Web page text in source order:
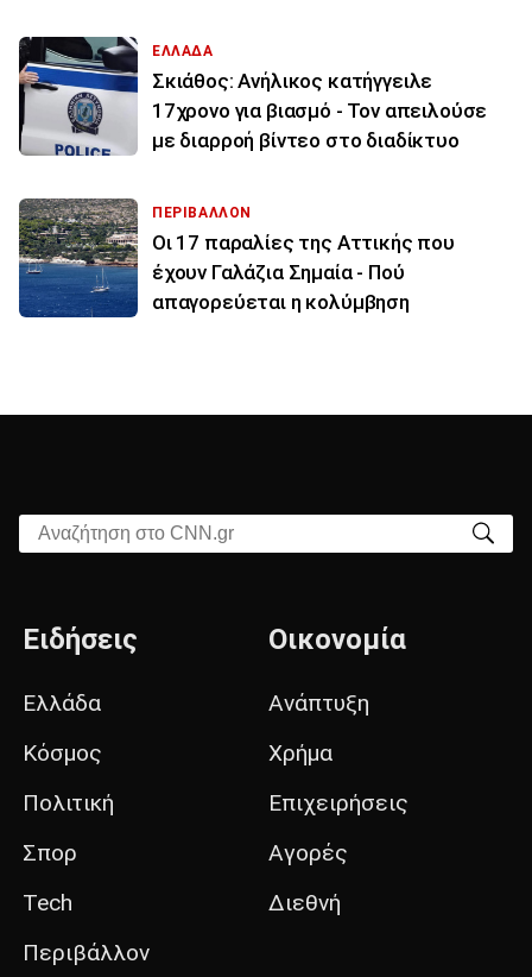
ΕΛΛΑΔΑ
Σκιάθος: Ανήλικος κατήγγειλε
17χρονο για βιασμό - Τον απειλούσε
με διαρροή βίντεο στο διαδίκτυο
ΠΕΡΙΒΑΛΛΟΝ
Οι 17 παραλίες της Αττικής που
έχουν Γαλάζια Σημαία - Πού
απαγορεύεται η κολύμβηση
Αναζήτηση στο CNN.gr
Ειδήσεις
Ελλάδα
Κόσμος
Πολιτική
Σπορ
Tech
Περιβάλλον
Οικονομία
Ανάπτυξη
Χρήμα
Επιχειρήσεις
Αγορές
Διεθνή